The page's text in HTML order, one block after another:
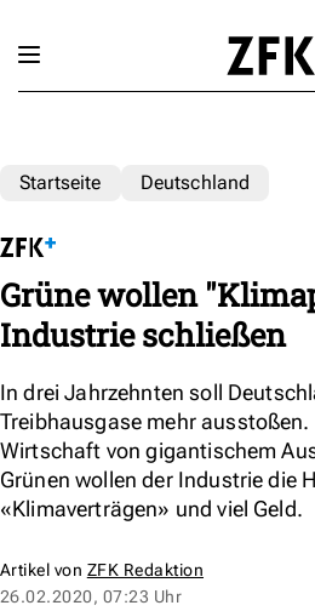
Startseite Deutschland
Grüne wollen
Industrie schließen
In drei Jahrzehnten soll
Treibhausgase mehr
Wirtschaft von gigantischem
Grünen wollen der Industrie die
«Klimaverträgen» und viel Geld.
Artikel von ZFK Redaktion
26.02.2020, 07:23 Uhr